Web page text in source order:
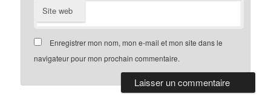
Site web
Enregistrer mon nom, mon e-mail et mon site dans le
navigateur pour mon prochain commentaire.